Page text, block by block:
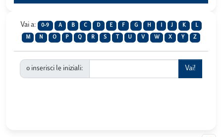
Vai a: 0-9 A B C D E F G H J K L
M N O P Q R S U V W X Y Z
o inserisci le iniziali: